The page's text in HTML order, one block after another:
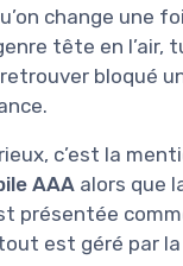
change une
tête en l’air,
bloqué
c’est la
AAA alors que
présentée
est géré par